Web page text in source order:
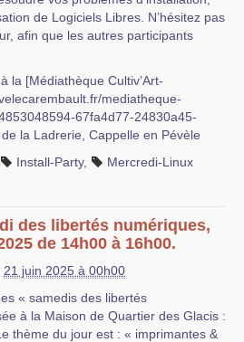
de Logiciels Libres. N’hésitez pas
afin que les autres participants
la [Médiathèque Cultiv’Art-
mediatheque-
67fa4d77-24830a45-
la Ladrerie, Cappelle en Pévèle
Install-Party,
Mercredi-Linux
des libertés numériques,
de 14h00 à 16h00.
21 juin 2025 à 00h00
« samedis des libertés
à la Maison de Quartier des Glacis :
thème du jour est : « imprimantes &